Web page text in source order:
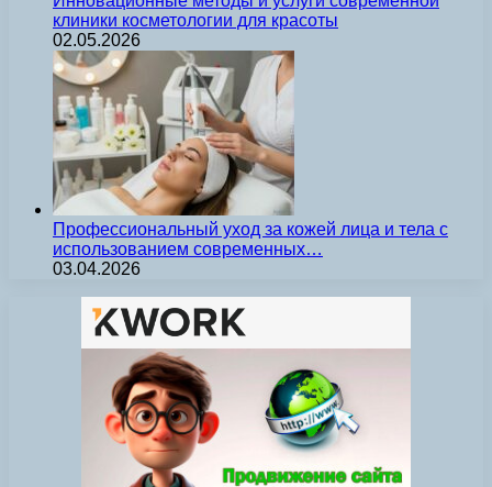
клиники косметологии для красоты
02.05.2026
Профессиональный уход за кожей лица и тела с
использованием современных…
03.04.2026